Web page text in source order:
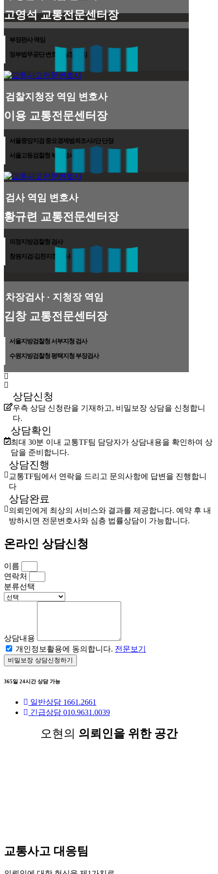
고영석 교통전문센터장
부장판사 역임
정부법무공단 변호사실장 역임
검찰지청장 역임 변호사
이용 교통전문센터장
서울중앙지검 중요경제범죄조사2단 단장
서울고등검찰청 부장검사
검사 역임 변호사
황규련 교통전문센터장
의정지방검찰청 검사
창원지검/김천지청 검사
차장검사 · 지청장 역임
김창 교통전문센터장
서울지방검찰청 서부지청 검사
수원지방검찰청 평택지청 부장검사
상담신청
우측 상담 신청란을 기재하고, 비밀보장 상담을 신청합니
다.
상담확인
최대 30분 이내 교통TF팀 담당자가 상담내용을 확인하여 상
담을 준비합니다.
상담진행
교통TF팀에서 연락을 드리고 문의사항에 답변을 진행합니
다
상담완료
의뢰인에게 최상의 서비스와 결과를 제공합니다. 예약 후 내
방하시면 전문변호사와 심층 법률상담이 가능합니다.
온라인 상담신청
이름
연락처
분류선택
상담내용
개인정보활용에 동의합니다. 전문보기
비밀보장 상담신청하기
365일 24시간 상담 가능
일반상담 1661.2661
긴급상담 010.9631.0039
오현의 의뢰인을 위한 공간
교통사고 대응팀